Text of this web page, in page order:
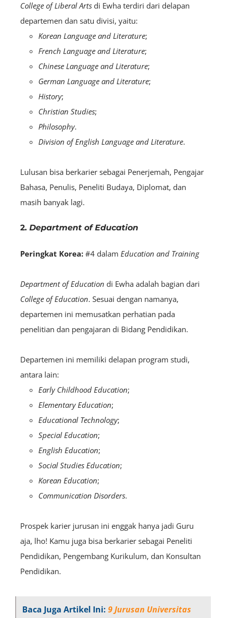
College of Liberal Arts di Ewha terdiri dari delapan
departemen dan satu divisi, yaitu:
Korean Language and Literature;
French Language and Literature;
Chinese Language and Literature;
German Language and Literature;
History;
Christian Studies;
Philosophy.
Division of English Language and Literature.
Lulusan bisa berkarier sebagai Penerjemah, Pengajar
Bahasa, Penulis, Peneliti Budaya, Diplomat, dan
masih banyak lagi.
2. Department of Education
Peringkat Korea: #4 dalam Education and Training
Department of Education di Ewha adalah bagian dari
College of Education. Sesuai dengan namanya,
departemen ini memusatkan perhatian pada
penelitian dan pengajaran di Bidang Pendidikan.
Departemen ini memiliki delapan program studi,
antara lain:
Early Childhood Education;
Elementary Education;
Educational Technology;
Special Education;
English Education;
Social Studies Education;
Korean Education;
Communication Disorders.
Prospek karier jurusan ini enggak hanya jadi Guru
aja, lho! Kamu juga bisa berkarier sebagai Peneliti
Pendidikan, Pengembang Kurikulum, dan Konsultan
Pendidikan.
Baca Juga Artikel Ini: 9 Jurusan Universitas